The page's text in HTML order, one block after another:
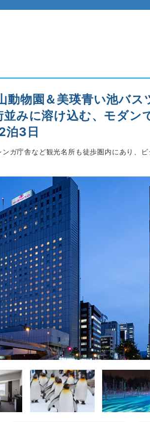
動物園＆美瑛青い池バ
並みに溶け込む、モダ
泊3日
ガ庁舎など観光名所も徒歩圏内にあり、